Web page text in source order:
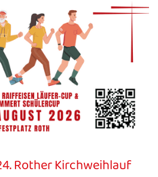
Rother Kirchweihlauf